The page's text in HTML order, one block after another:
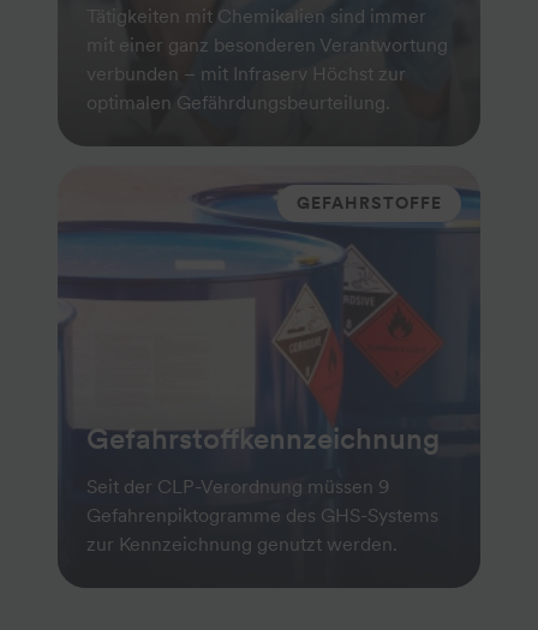
Tätigkeiten mit Chemikalien sind immer
mit einer ganz besonderen Verantwortung
verbunden – mit Infraserv Höchst zur
optimalen Gefährdungsbeurteilung.
GEFAHRSTOFFE
Gefahrstoffkennzeichnung
Seit der CLP-Verordnung müssen 9
Gefahrenpiktogramme des GHS-Systems
zur Kennzeichnung genutzt werden.